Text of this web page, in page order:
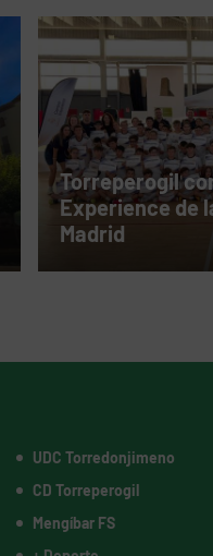
Torreperogil
Experience de
Madrid
UDC Torredonjimeno
CD Torreperogil
Mengíbar FS